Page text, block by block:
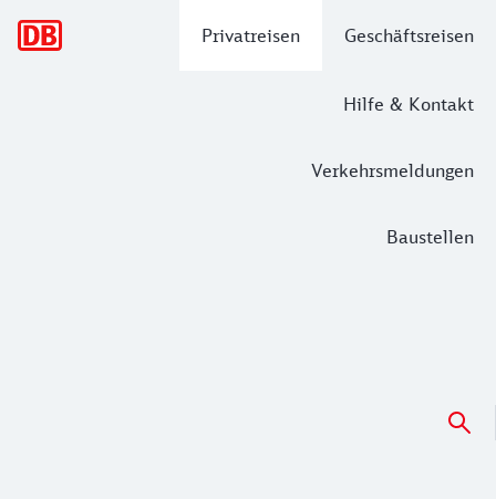
Privatreisen Geschäftsreisen
Hilfe & Kontakt
Verkehrsmeldungen
Baustellen